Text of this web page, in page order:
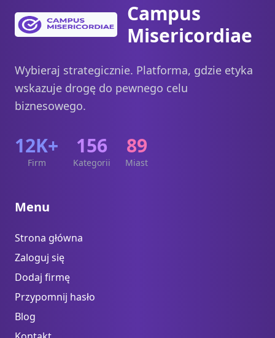
Campus
Misericordiae
Wybieraj strategicznie. Platforma, gdzie etyka
wskazuje drogę do pewnego celu
biznesowego.
12K+
Firm
156
Kategorii
89
Miast
Menu
Strona główna
Zaloguj się
Dodaj firmę
Przypomnij hasło
Blog